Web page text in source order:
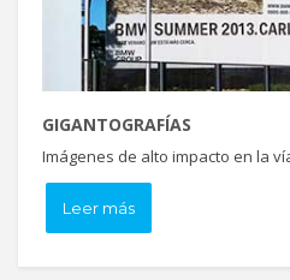
GIGANTOGRAFÍAS
Imágenes de alto impacto en la
Leer más